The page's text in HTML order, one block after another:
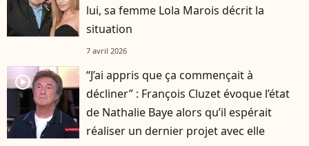
lui, sa femme Lola Marois décrit la
situation
7 avril 2026
player2
“J’ai appris que ça commençait à
décliner” : François Cluzet évoque l’état
de Nathalie Baye alors qu’il espérait
réaliser un dernier projet avec elle